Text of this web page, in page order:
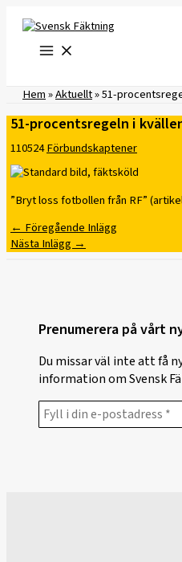
innehåll
Hem»Aktuellt»51-
51-procentsregeln i
110524Förbundskaptener
”Bryt loss fotbollen från RF”
←Föregående Inlägg
Nästa Inlägg→
Prenumerera på vårt
Du missar väl inte att få
information om Svensk